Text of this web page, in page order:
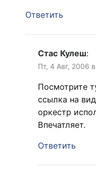
Ответить
Стас Кулеш:
Пт, 4 Авг, 2006
Посмотрите
ссылка на
оркестр
Впечатляет.
Ответить